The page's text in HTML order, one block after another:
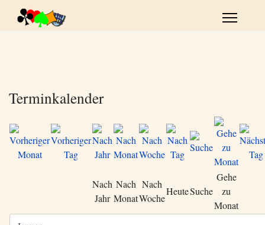
Terminkalender
Nach
Jahr
Nach
Monat
Nach
Woche
HeuteSuche
Gehe
zu
Monat